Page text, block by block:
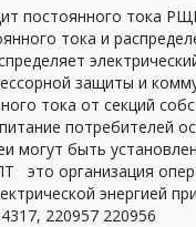
постоянного тока
тока и
защиты и
тока от секций
потребителей
могут быть
организация
энергией
220957 220956